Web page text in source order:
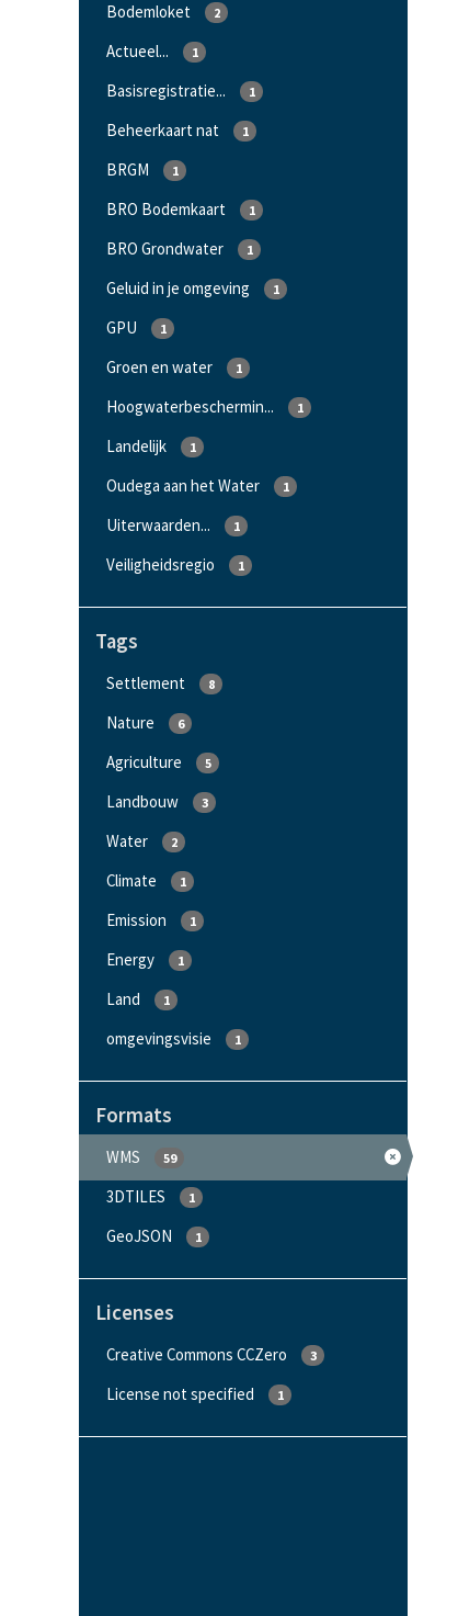
Bodemloket 2
Actueel... 1
Basisregistratie... 1
Beheerkaart nat 1
BRGM 1
BRO Bodemkaart 1
BRO Grondwater 1
Geluid in je omgeving 1
GPU 1
Groen en water 1
Hoogwaterbeschermin... 1
Landelijk 1
Oudega aan het Water 1
Uiterwaarden... 1
Veiligheidsregio 1
Tags
Settlement 8
Nature 6
Agriculture 5
Landbouw 3
Water 2
Climate 1
Emission 1
Energy 1
Land 1
omgevingsvisie 1
Formats
WMS 59
3DTILES 1
GeoJSON 1
Licenses
Creative Commons CCZero 3
License not specified 1